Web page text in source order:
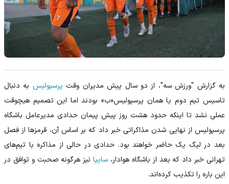
به گزارش "ورزش سه"، از دو سال پیش مدیران وقت پرسپولیس به دنبال
تاسیس تیم دوم یا همان پرسپولیس«ب» بودند اما این تصمیم هیچوقت
عملی نشد تا اینکه حدود هشت روز پیش پیمان حدادی مدیرعامل باشگاه
پرسپولیس از نهایی شدن مذاکراتی خبر داد که بر اساس آن، قرمزها از فصل
بعد در لیگ یک حاضر خواهند بود. حدادی در حالی از مذاکره با تیم‌های
تهرانی خبر داد که بعد از باشگاه هوادار، سایپانیز هرگونه صحبت و توافق در
این باره را تکذیب کرده‌اند.